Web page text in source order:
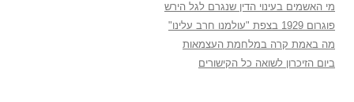
מי האשמים בעינוי הדין שנגרם לגל הירש
פוגרום 1929 בצפת "עולמנו חרב עלינו"
מה באמת קרה במלחמת העצמאות
ביום הזיכרון לשואה כל הקישורים